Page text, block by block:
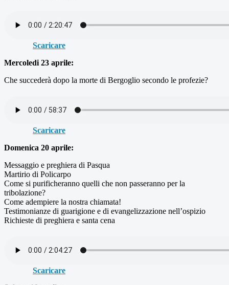
Scaricare
Mercoledi 23 aprile:
Che succederà dopo la morte di Bergoglio secondo le profezie?
Scaricare
Domenica 20 aprile:
Messaggio e preghiera di Pasqua
Martirio di Policarpo
Come si purificheranno quelli che non passeranno per la
tribolazione?
Come adempiere la nostra chiamata!
Testimonianze di guarigione e di evangelizzazione nell’ospizio
Richieste di preghiera e santa cena
Scaricare